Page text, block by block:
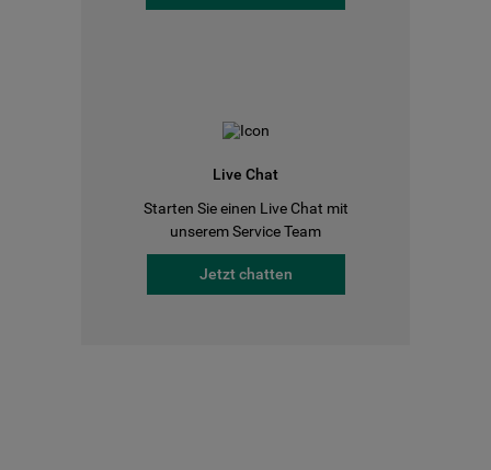
Live Chat
Starten Sie einen Live Chat mit
unserem Service Team
Jetzt chatten